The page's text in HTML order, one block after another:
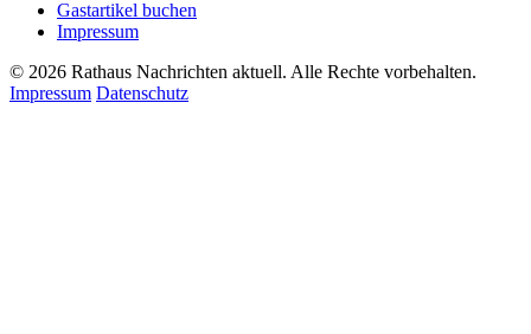
Gastartikel buchen
Impressum
© 2026 Rathaus Nachrichten aktuell. Alle Rechte vorbehalten.
Impressum Datenschutz